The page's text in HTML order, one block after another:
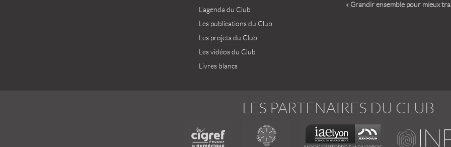
L’agenda du Club
Les publications du Club
Les projets du Club
Les vidéos du Club
Livres blancs
« Grandir ensemble pour mieux
LES PARTENAIRES DU CLUB